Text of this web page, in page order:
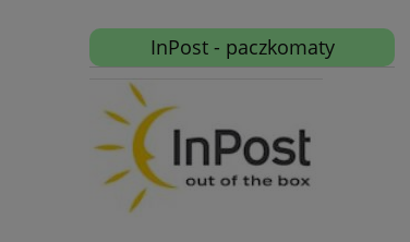
InPost - paczkomaty